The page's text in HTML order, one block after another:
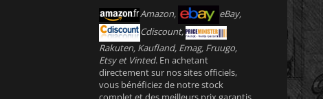
Amazon,
eBay,
Cdiscount,
Rakuten, Kaufland, Emag, Fruugo,
Etsy et Vinted. En achetant
directement sur nos sites officiels,
vous bénéficiez de notre stock